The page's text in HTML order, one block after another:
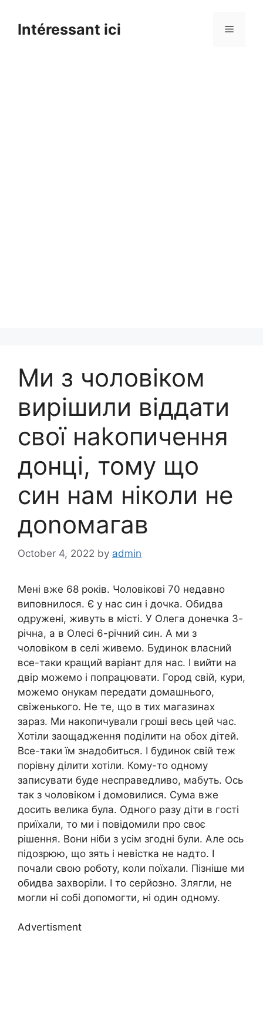
contentIntéressant ici Menu
Ми з чоловіком
вирішили віддати
свої наkопичення
донці, тому що
син нам ніколи не
доnомагав
October 4, 2022 by admin
Мені вже 68 років. Чоловікові 70 недавно
виповнилося. Є у нас син і дочка. Обидва
одружені, живуть в місті. У Олега донечка 3-
річна, а в Олесі 6-річний син. А ми з
чоловіком в селі живемо. Будинок власний
все-таки кращий варіант для нас. І вийти на
двір можемо і попрацювати. Город свій, кури,
можемо онукам передати домашнього,
свіженького. Не те, що в тих магазинах
зараз. Ми накопичували гроші весь цей час.
Хотіли заощадження поділити на обох дітей.
Все-таки їм знадобиться. І будинок свій теж
порівну ділити хотіли. Кому-то одному
записувати буде несправедливо, мабуть. Ось
так з чоловіком і домовилися. Сума вже
досить велика була. Одного разу діти в гості
приїхали, то ми і повідомили про своє
рішення. Вони ніби з усім згодні були. Але ось
підозрюю, що зять і невістка не надто. І
почали свою роботу, коли поїхали. Пізніше ми
обидва захворіли. І то серйозно. Злягли, не
могли ні собі допомогти, ні один одному.
Advertisment